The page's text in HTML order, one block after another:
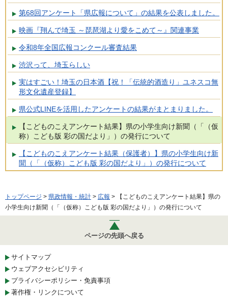
第68回アンケート「県広報について」の結果を公表しました。
映画『翔んで埼玉 ～琵琶湖より愛をこめて～』関連事業
令和8年全国広報コンクール審査結果
渋沢って、埼玉らしい
実はすごい！埼玉の日本酒【祝！「伝統的酒造り」ユネスコ無
形文化遺産登録】
県公式LINEを活用したアンケートの結果がまとまりました。
【こどものこえアンケート結果】県の小学生向け新聞（「（仮
称）こども版 彩の国だより」）の発行について
【こどものこえアンケート結果（保護者）】県の小学生向け新
聞（「（仮称）こども版 彩の国だより」）の発行について
トップページ > 県政情報・統計 > 広報 > 【こどものこえアンケート結果】県の
小学生向け新聞（「（仮称）こども版 彩の国だより」）の発行について
ページの先頭へ戻る
サイトマップ
ウェブアクセシビリティ
プライバシーポリシー・免責事項
著作権・リンクについて